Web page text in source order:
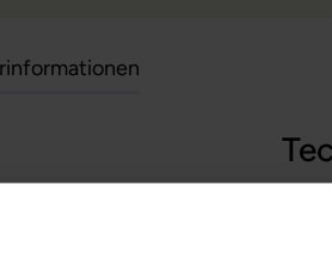
Aufkleber befindet sich
auf